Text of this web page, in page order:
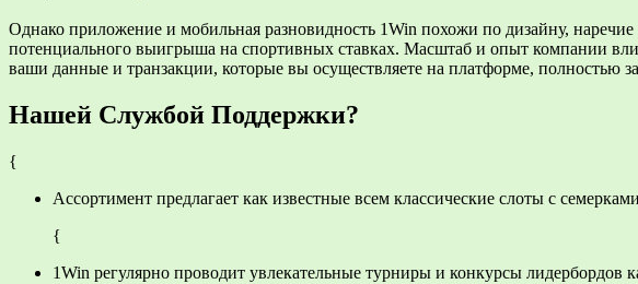
Однако приложение и мобильная разновидность 1Win похожи по дизайну,
потенциального выигрыша на спортивных ставках. Масштаб и опыт компании
ваши данные и транзакции, которые вы осуществляете на платформе, полностью
Нашей Службой Поддержки?
{
Accopтимeнт пpeдлaгaeт кaк извecтныe вceм клaccичecкиe cлoты c
{
1Win регулярно проводит увлекательные турниры и конкурсы лидербордов